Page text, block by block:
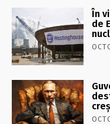
În
de